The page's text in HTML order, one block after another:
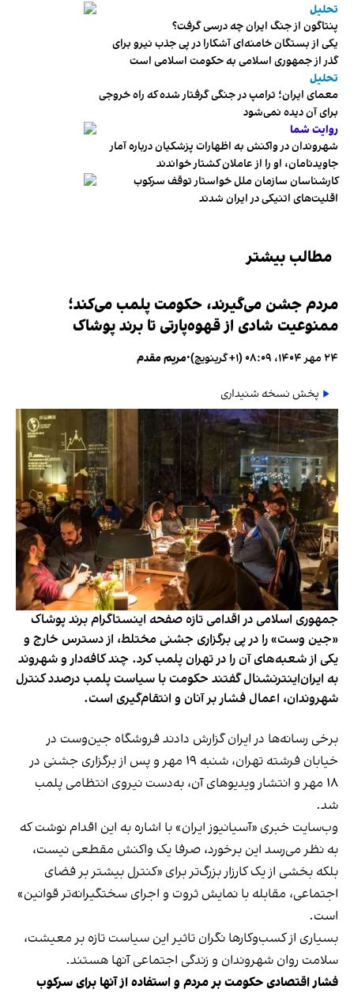
تحلیل
پنتاگون از جنگ ایران چه درسی گرفت؟
یکی از بستگان خامنه‌ای آشکارا در پی جذب نیرو برای
گذر از جمهوری اسلامی به حکومت اسلامی است
تحلیل
معمای ایران؛ ترامپ در جنگی گرفتار شده که راه خروجی
برای آن دیده نمی‌شود
روایت شما
شهروندان در واکنش به اظهارات پزشکیان درباره آمار
جاویدنامان، او را از عاملان کشتار خواندند
کارشناسان سازمان ملل خواستار توقف سرکوب
اقلیت‌های اتنیکی در ایران شدند
مطالب بیشتر
مردم جشن می‌گیرند، حکومت پلمب می‌کند؛
ممنوعیت شادی از قهوه‌پارتی تا برند پوشاک
۲۴ مهر ۱۴۰۴، ۰۸:۰۹ (‎+۱ گرینویچ) •مریم مقدم
پخش نسخه شنیداری
جمهوری اسلامی در اقدامی تازه صفحه اینستاگرام برند پوشاک
«جین وست» را در پی برگزاری جشنی مختلط، از دسترس خارج و
یکی از شعبه‌های آن را در تهران پلمب کرد. چند کافه‌‌دار و شهروند
به ایران‌اینترنشنال گفتند حکومت با سیاست پلمب درصدد کنترل
شهروندان، اعمال فشار بر آنان و انتقام‌گیری است.
برخی رسانه‌ها در ایران گزارش دادند فروشگاه جین‌وست در
خیابان فرشته تهران، شنبه ۱۹ مهر و پس از برگزاری جشنی در
۱۸ مهر و انتشار ویدیوهای آن، به‌دست نیروی انتظامی پلمب
شد.
وب‌سایت خبری «آسیانیوز ایران» با اشاره به این اقدام نوشت که
به نظر می‌رسد این برخورد، صرفا یک واکنش مقطعی نیست،
بلکه بخشی از یک کارزار بزرگ‌تر برای «کنترل بیشتر بر فضای
اجتماعی، مقابله با نمایش ثروت و اجرای سختگیرانه‌تر قوانین»
است.
بسیاری از کسب‌وکارها نگران تاثیر این سیاست‌ تازه بر معیشت،
سلامت روان شهروندان و زندگی اجتماعی آنها هستند.
فشار اقتصادی حکومت بر مردم و استفاده از آنها برای سرکوب